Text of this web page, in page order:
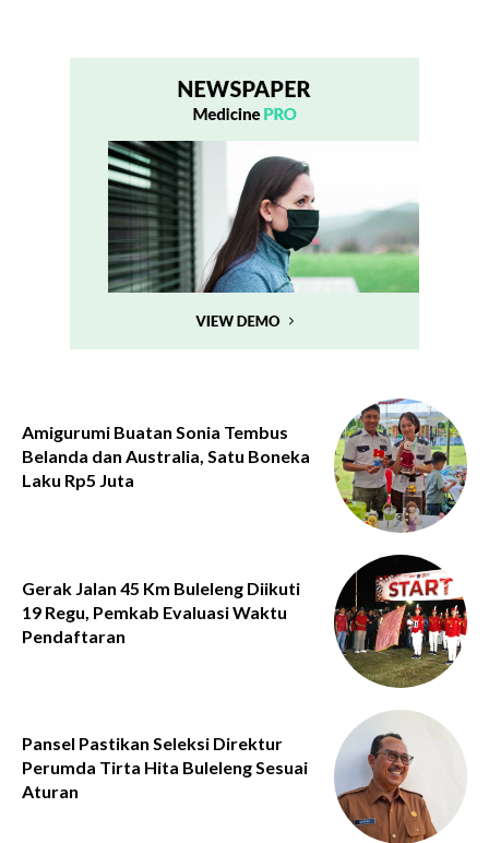
Amigurumi Buatan Sonia Tembus
Belanda dan Australia, Satu Boneka
Laku Rp5 Juta
Gerak Jalan 45 Km Buleleng Diikuti
19 Regu, Pemkab Evaluasi Waktu
Pendaftaran
Pansel Pastikan Seleksi Direktur
Perumda Tirta Hita Buleleng Sesuai
Aturan